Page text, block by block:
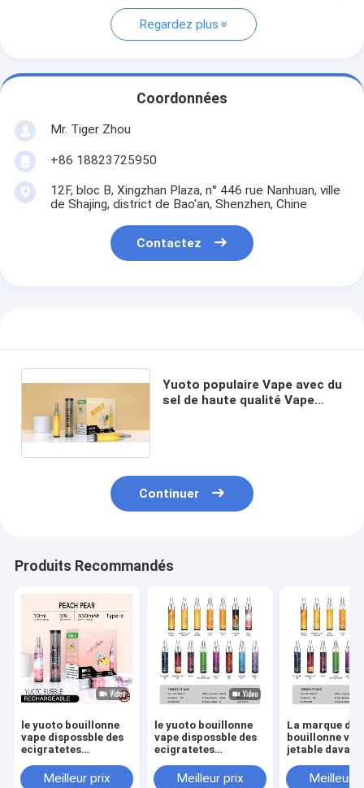
Regardez plus
Coordonnées
Mr. Tiger Zhou
+86 18823725950
12F, bloc B, Xingzhan Plaza, n° 446 rue Nanhuan, ville
de Shajing, district de Bao'an, Shenzhen, Chine
Contactez
Yuoto populaire Vape avec du
sel de haute qualité Vape
Continuer
Produits Recommandés
le yuoto bouillonne
vape dispossble des
ecigratetes
Meilleur prix
le yuoto bouillonne
vape dispossble des
ecigratetes
Meilleur prix
La marque de
bouillonne
jetable
liquide de
Meilleur